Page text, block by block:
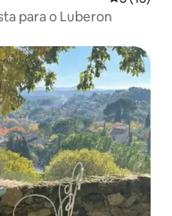
para o Luberon